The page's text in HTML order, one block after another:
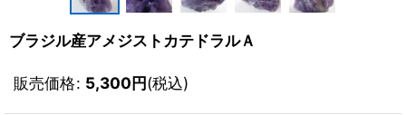
ブラジル産アメジストカテドラルＡ
販売価格: 5,300円(税込)